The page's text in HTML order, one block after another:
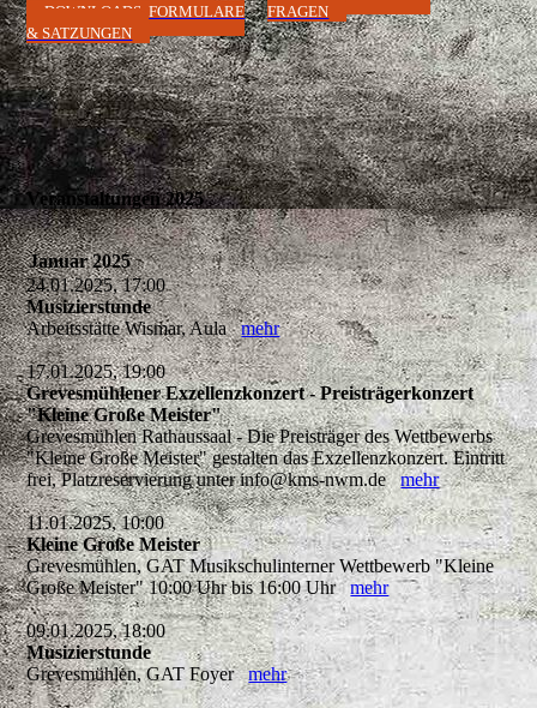
DOWNLOADS, FORMULARE
& SATZUNGEN
FRAGEN
Veranstaltungen 2025
Januar 2025
24.01.2025, 17:00
Musizierstunde
Arbeitsstätte Wismar, Aulamehr
17.01.2025, 19:00
Grevesmühlener Exzellenzkonzert - Preisträgerkonzert
"Kleine Große Meister"
Grevesmühlen Rathaussaal - Die Preisträger des Wettbewerbs
"Kleine Große Meister" gestalten das Exzellenzkonzert. Eintritt
frei, Platzreservierung unter info@kms-nwm.demehr
11.01.2025, 10:00
Kleine Große Meister
Grevesmühlen, GAT Musikschulinterner Wettbewerb "Kleine
Große Meister" 10:00 Uhr bis 16:00 Uhrmehr
09.01.2025, 18:00
Musizierstunde
Grevesmühlen, GAT Foyermehr